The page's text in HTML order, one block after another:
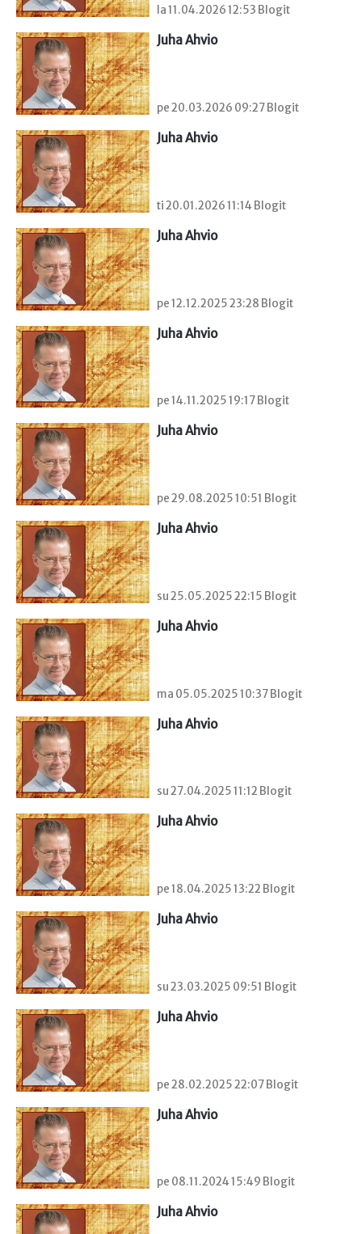
la 11.04.2026 12:53 Blogit
Juha Ahvio
pe 20.03.2026 09:27 Blogit
Juha Ahvio
ti 20.01.2026 11:14 Blogit
Juha Ahvio
pe 12.12.2025 23:28 Blogit
Juha Ahvio
pe 14.11.2025 19:17 Blogit
Juha Ahvio
pe 29.08.2025 10:51 Blogit
Juha Ahvio
su 25.05.2025 22:15 Blogit
Juha Ahvio
ma 05.05.2025 10:37 Blogit
Juha Ahvio
su 27.04.2025 11:12 Blogit
Juha Ahvio
pe 18.04.2025 13:22 Blogit
Juha Ahvio
su 23.03.2025 09:51 Blogit
Juha Ahvio
pe 28.02.2025 22:07 Blogit
Juha Ahvio
pe 08.11.2024 15:49 Blogit
Juha Ahvio